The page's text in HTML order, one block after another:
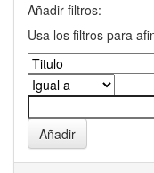
Añadir filtros:
Usa los filtros para